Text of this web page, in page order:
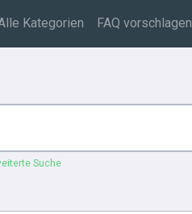
Kategorien FAQ vorschlagen
Suche